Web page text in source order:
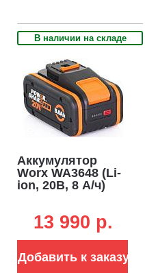
В наличии на складе
Аккумулятор
Worx WA3648 (Li-
ion, 20В, 8 А/ч)
13 990 p.
Добавить к заказу